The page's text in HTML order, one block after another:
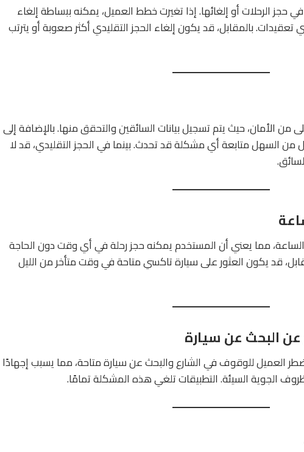
حجز الرحلات أو إلغائها. إذا تغيرت خطط العميل، يمكنه ببساطة إلغاء
تعقيدات. بالمقابل، قد يكون إلغاء الحجز التقليدي أكثر صعوبة أو يترتب
الأمان، حيث يتم تسجيل بيانات السائقين والتحقق منها. بالإضافة إلى
من السهل متابعة أي مشكلة قد تحدث. بينما في الحجز التقليدي، قد لا
مما يعني أن المستخدم يمكنه حجز رحلة في أي وقت دون الحاجة
قد يكون العثور على سيارة تاكسي متاحة في وقت متأخر من الليل
العميل للوقوف في الشارع والبحث عن سيارة متاحة، مما يسبب إجهادًا
الجوية السيئة. التطبيقات تلغي هذه المشكلة تمامًا.